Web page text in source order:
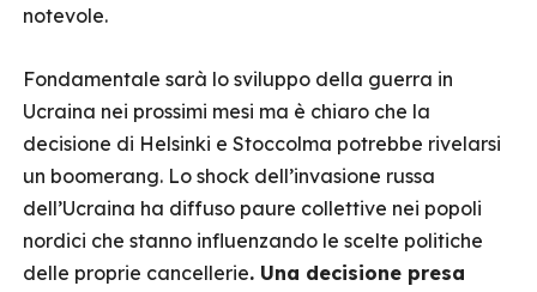
notevole.
Fondamentale sarà lo sviluppo della guerra in
Ucraina nei prossimi mesi ma è chiaro che la
decisione di Helsinki e Stoccolma potrebbe rivelarsi
un boomerang. Lo shock dell’invasione russa
dell’Ucraina ha diffuso paure collettive nei popoli
nordici che stanno influenzando le scelte politiche
delle proprie cancellerie. Una decisione presa